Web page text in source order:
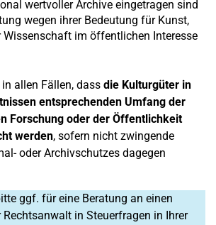
wertvoller Archive eingetragen sind
wegen ihrer Bedeutung für Kunst,
Wissenschaft im öffentlichen Interesse
allen Fällen, dass die Kulturgüter in
entsprechenden Umfang der
Forschung oder der Öffentlichkeit
werden, sofern nicht zwingende
oder Archivschutzes dagegen
ggf. für eine Beratung an einen
Rechtsanwalt in Steuerfragen in Ihrer